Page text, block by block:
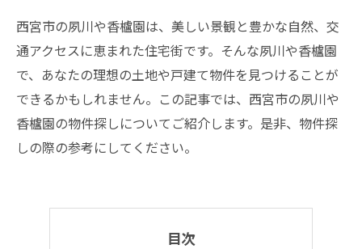
西宮市の夙川や香櫨園は、美しい景観と豊かな自然、交
通アクセスに恵まれた住宅街です。そんな夙川や香櫨園
で、あなたの理想の土地や戸建て物件を見つけることが
できるかもしれません。この記事では、西宮市の夙川や
香櫨園の物件探しについてご紹介します。是非、物件探
しの際の参考にしてください。
目次